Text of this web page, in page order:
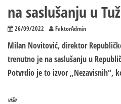
na saslušanju u
26/09/2022 FaktorAdmin
Milan Novitović, direktor
trenutno je na saslušanju u
Potvrdio je to izvor „Nezavisnih“,
više